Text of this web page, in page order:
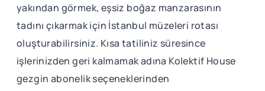
yakından görmek, eşsiz boğaz manzarasının
tadını çıkarmak için İstanbul müzeleri rotası
oluşturabilirsiniz. Kısa tatiliniz süresince
işlerinizden geri kalmamak adına Kolektif House
gezgin abonelik seçeneklerinden